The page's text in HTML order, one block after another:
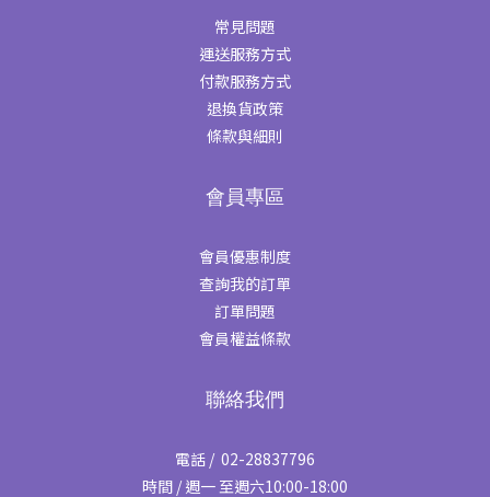
常見問題
運送服務方式
付款服務方式
退換貨政策
條款與細則
會員專區
會員優惠制度
查詢我的訂單
訂單問題
會員權益條款
聯絡我們
電話 / 02-28837796
時間 / 週一 至週六10:00-18:00